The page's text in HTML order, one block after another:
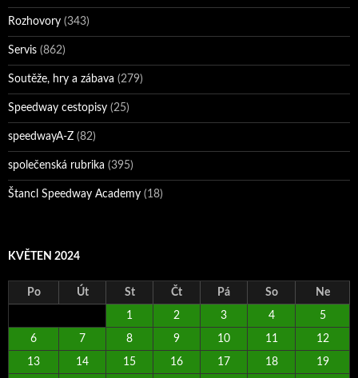
Rozhovory (343)
Servis (862)
Soutěže, hry a zábava (279)
Speedway cestopisy (25)
speedwayA-Z (82)
společenská rubrika (395)
Štancl Speedway Academy (18)
KVĚTEN 2024
Po Út St Čt Pá So Ne
1 2 3 4 5
6 7 8 9 10 11 12
13 14 15 16 17 18 19